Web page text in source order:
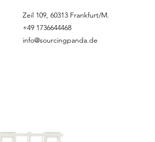
Zeil 109, 60313 Frankfurt/M.
+49 1736644468
info@sourcingpanda.de